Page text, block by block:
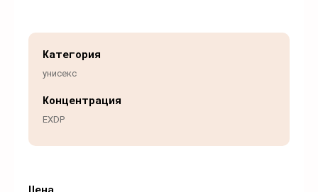
Категория
унисекс
Концентрация
EXDP